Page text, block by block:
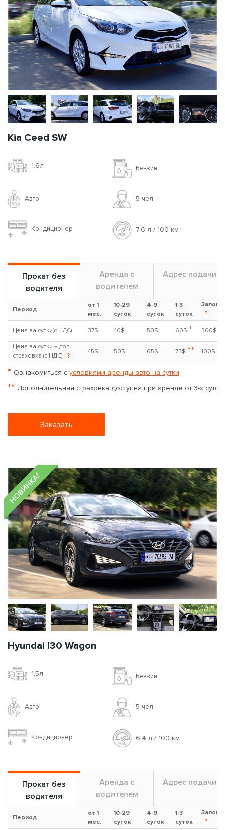
Kia Ceed SW
1.6л Бензин
Авто 5 чел
Кондиционер 7.6 л / 100 км
Прокат без
водителя
Аренда с
водителем
Адрес подачи
Период
от 1
мес.
10-29
суток
4-9
суток
1-3
суток
Залог
?
Цена за сутки(с НДС) 37$ 40$ 50$ 60$ * 500$
Цена за сутки + доп.
страховка (с НДС)
?
45$ 50$ 65$ 75$ ** 100$
* Ознакомиться с условиями аренды авто на сутки
** Дополнительная страховка доступна при аренде от 3-х суток
Заказать
НОВИНКА!
Hyundai I30 Wagon
1.5л Бензин
Авто 5 чел
Кондиционер 6.4 л / 100 км
Прокат без
водителя
Аренда с
водителем
Адрес подачи
Период
от 1
мес.
10-29
суток
4-9
суток
1-3
суток
Залог
?